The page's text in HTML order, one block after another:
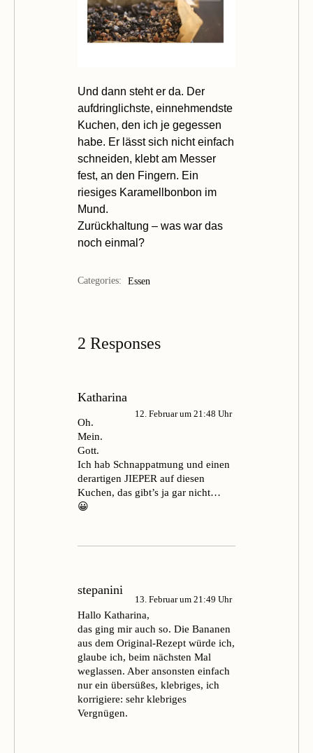
Und dann steht er da. Der
aufdringlichste, einnehmendste
Kuchen, den ich je gegessen
habe. Er lässt sich nicht einfach
schneiden, klebt am Messer
fest, an den Fingern. Ein
riesiges Karamellbonbon im
Mund.
Zurückhaltung – was war das
noch einmal?
Categories: Essen
2 Responses
Katharina
12. Februar um 21:48 Uhr
Oh.
Mein.
Gott.
Ich hab Schnappatmung und einen
derartigen JIEPER auf diesen
Kuchen, das gibt’s ja gar nicht…
😀
stepanini
13. Februar um 21:49 Uhr
Hallo Katharina,
das ging mir auch so. Die Bananen
aus dem Original-Rezept würde ich,
glaube ich, beim nächsten Mal
weglassen. Aber ansonsten einfach
nur ein übersüßes, klebriges, ich
korrigiere: sehr klebriges
Vergnügen.